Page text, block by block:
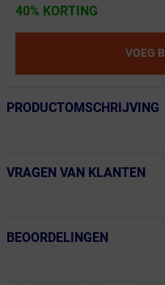
40% KORTING
VOEG
← Terug naar productnavigatie
PRODUCTOMSCHRIJVING
← Terug naar productnavigatie
VRAGEN VAN KLANTEN
← Terug naar productnavigatie
BEOORDELINGEN